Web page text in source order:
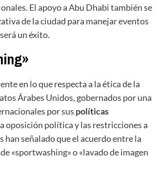
El apoyo a Abu Dhabi también se
de la ciudad para manejar eventos
un éxito.
en lo que respecta a la ética de la
Árabes Unidos, gobernados por una
por sus políticas
oposición política y las restricciones a
señalado que el acuerdo entre la
«sportwashing» o «lavado de imagen